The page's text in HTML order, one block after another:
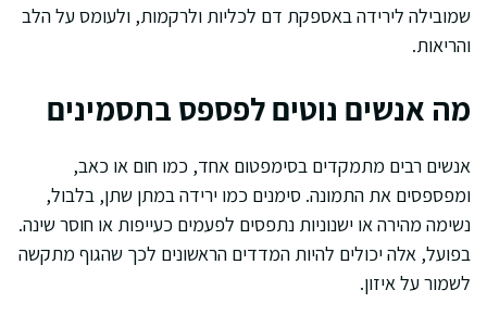
שמובילה לירידה באספקת דם לכליות ולרקמות, ולעומס על הלב
והריאות.
מה אנשים נוטים לפספס בתסמינים
אנשים רבים מתמקדים בסימפטום אחד, כמו חום או כאב,
ומפספסים את התמונה. סימנים כמו ירידה במתן שתן, בלבול,
נשימה מהירה או ישנוניות נתפסים לפעמים כעייפות או חוסר שינה.
בפועל, אלה יכולים להיות המדדים הראשונים לכך שהגוף מתקשה
לשמור על איזון.